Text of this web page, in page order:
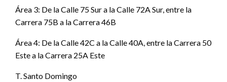
Área 3: De la Calle 75 Sur a la Calle 72A Sur, entre la
Carrera 75B a la Carrera 46B
Área 4: De la Calle 42C a la Calle 40A, entre la Carrera 50
Este a la Carrera 25A Este
T. Santo Domingo